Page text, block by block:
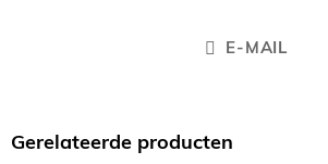
E-MAIL
Gerelateerde producten